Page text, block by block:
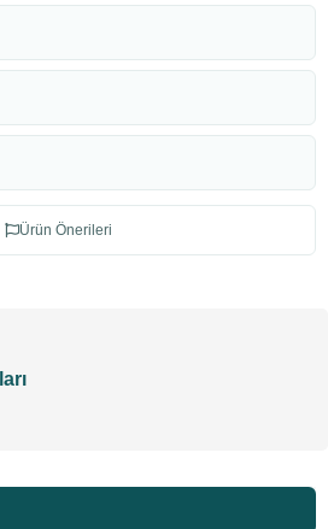
Ürün Önerileri